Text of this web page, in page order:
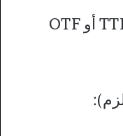
قم بتحميل الخط بصيغة TTF أو OTF